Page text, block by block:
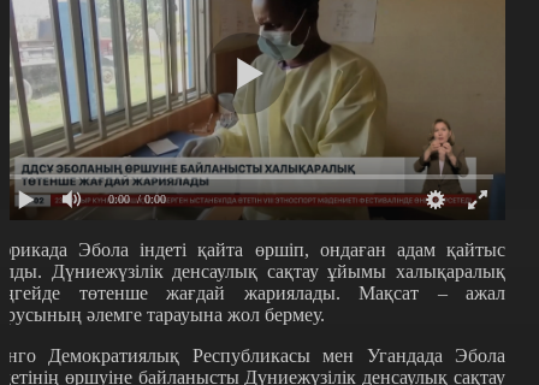
0:00 / 0:00
Эбола індеті қайта өршіп, ондаған адам қайтыс
Дүниежүзілік денсаулық сақтау ұйымы халықаралық
төтенше жағдай жариялады. Мақсат – ажал
әлемге тарауына жол бермеу.
Демократиялық Республикасы мен Угандада Эбола
өршуіне байланысты Дүниежүзілік денсаулық сақтау